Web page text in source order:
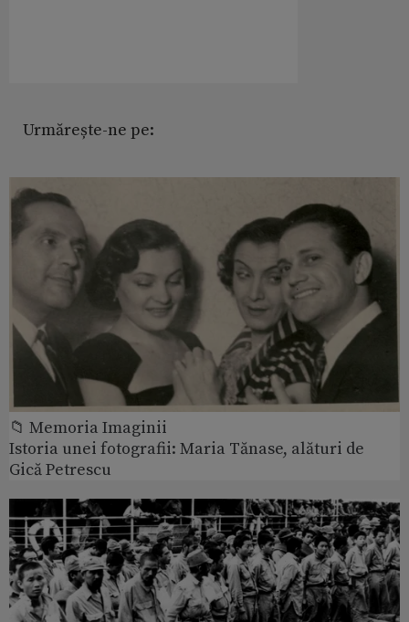
Urmărește-ne pe:
📁 Memoria Imaginii
Istoria unei fotografii: Maria Tănase, alături de
Gică Petrescu